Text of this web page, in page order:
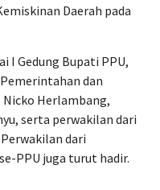
Daerah pada
I Gedung Bupati PPU,
dan
Nicko Herlambang,
serta perwakilan dari
dari
PPU juga turut hadir.